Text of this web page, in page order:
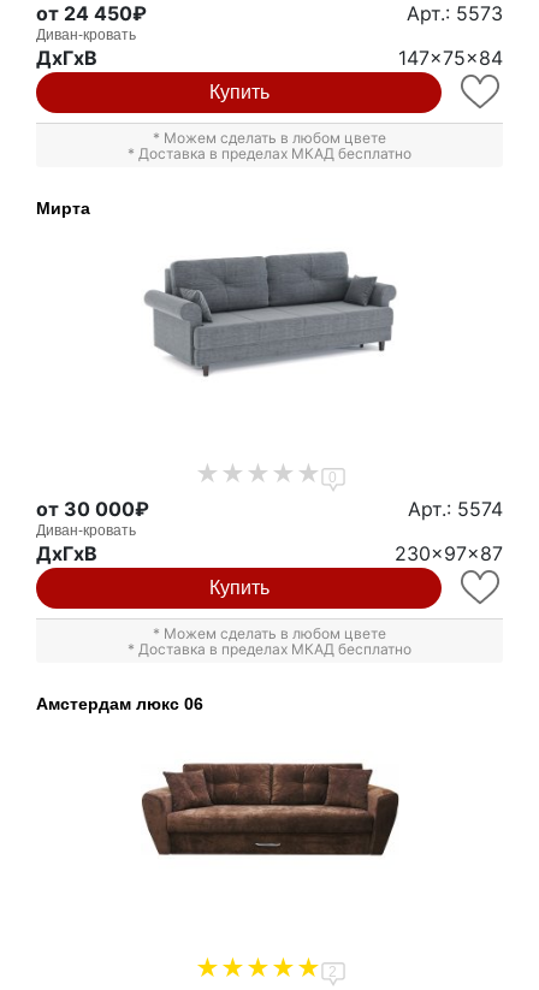
от 24 450₽ Арт.: 5573
Диван-кровать
ДxГxВ 147x75x84
Купить
* Можем сделать в любом цвете
* Доставка в пределах МКАД бесплатно
Мирта
0
от 30 000₽ Арт.: 5574
Диван-кровать
ДxГxВ 230x97x87
Купить
* Можем сделать в любом цвете
* Доставка в пределах МКАД бесплатно
Амстердам люкс 06
2